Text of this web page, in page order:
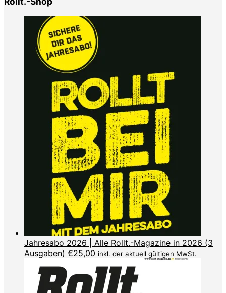
Jahresabo 2026 | Alle Rollt.-Magazine in 2026 (3
Ausgaben) €25,00 inkl. der aktuell gültigen MwSt.